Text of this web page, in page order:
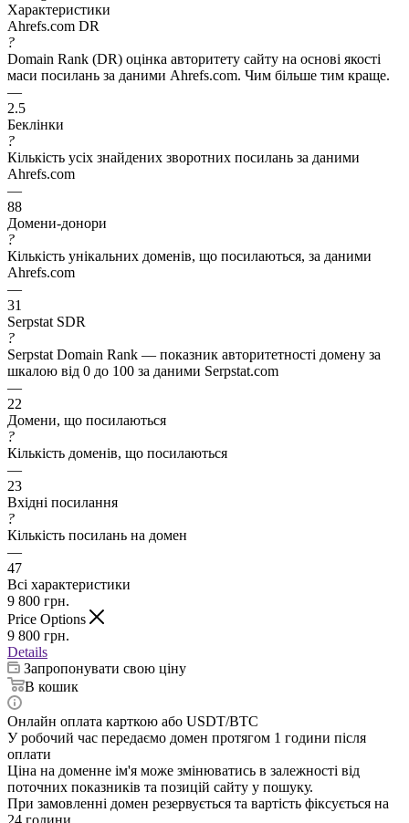
Характеристики
Ahrefs.com DR
?
Domain Rank (DR) оцінка авторитету сайту на основі якості
маси посилань за даними Ahrefs.com. Чим більше тим краще.
—
2.5
Беклінки
?
Кількість усіх знайдених зворотних посилань за даними
Ahrefs.com
—
88
Домени-донори
?
Кількість унікальних доменів, що посилаються, за даними
Ahrefs.com
—
31
Serpstat SDR
?
Serpstat Domain Rank — показник авторитетності домену за
шкалою від 0 до 100 за даними Serpstat.com
—
22
Домени, що посилаються
?
Кількість доменів, що посилаються
—
23
Вхідні посилання
?
Кількість посилань на домен
—
47
Всі характеристики
9 800 грн.
Price Options
9 800 грн.
Details
Запропонувати свою ціну
В кошик
Онлайн оплата карткою або USDT/BTC
У робочий час передаємо домен протягом 1 години після
оплати
Ціна на доменне ім'я може змінюватись в залежності від
поточних показників та позицій сайту у пошуку.
При замовленні домен резервується та вартість фіксується на
24 години.